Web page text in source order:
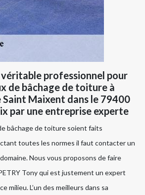
professionnel pour
de bâchage de toiture à
Maixent dans le 79400
par une entreprise experte
bâchage de toiture soient faits
toutes les normes il faut contacter un
Nous vous proposons de faire
Tony qui est justement un expert
milieu. L’un des meilleurs dans sa